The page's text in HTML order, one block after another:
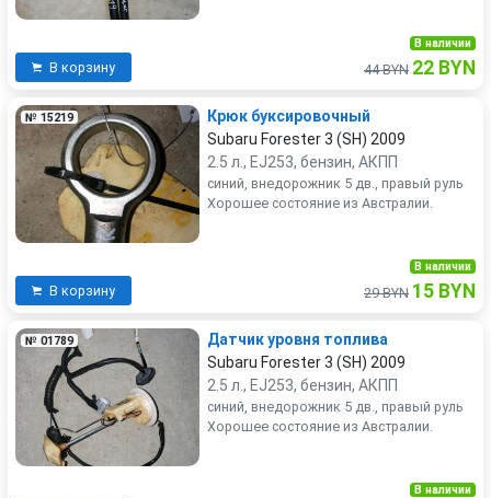
В корзину
В наличии
44 BYN 22 BYN
№ 15219
Крюк буксировочный
Subaru Forester 3 (SH) 2009
2.5 л., EJ253, бензин, АКПП
синий, внедорожник 5 дв., правый руль
Хорошее состояние из Австралии.
В корзину
В наличии
29 BYN 15 BYN
№ 01789
Датчик уровня топлива
Subaru Forester 3 (SH) 2009
2.5 л., EJ253, бензин, АКПП
синий, внедорожник 5 дв., правый руль
Хорошее состояние из Австралии.
В наличии